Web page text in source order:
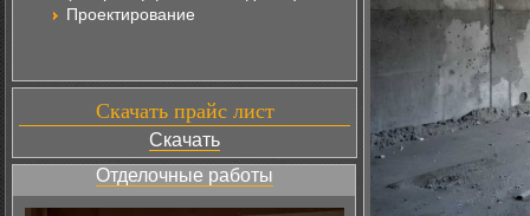
Проектирование
Скачать прайс лист
Скачать
Отделочные работы